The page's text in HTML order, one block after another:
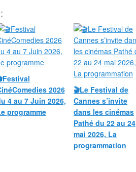
2026
4 au 7 Juin 2026,
programme
🎬Le Festival de
Cannes s’invite
dans les cinémas
Pathé du 22 au 24
mai 2026, La
programmation